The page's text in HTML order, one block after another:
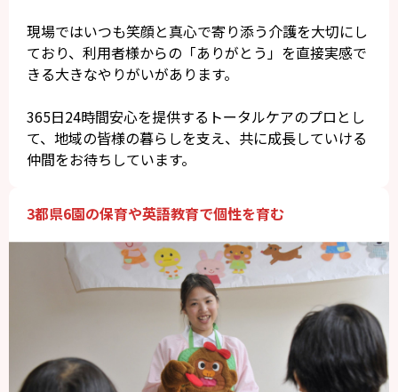
現場ではいつも笑顔と真心で寄り添う介護を大切にし
ており、利用者様からの「ありがとう」を直接実感で
きる大きなやりがいがあります。
365日24時間安心を提供するトータルケアのプロとし
て、地域の皆様の暮らしを支え、共に成長していける
仲間をお待ちしています。
3都県6園の保育や英語教育で個性を育む